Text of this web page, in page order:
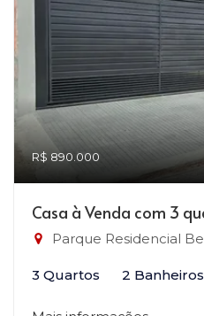
R$ 890.000
Casa à Venda com 3
Parque Residencial
3 Quartos 2 Banheiros